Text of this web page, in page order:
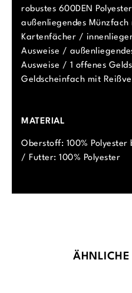
robustes 600DEN
außenliegendes
Kartenfächer /
Ausweise /
Ausweise / 1 offenes
Geldscheinfach mit
MATERIAL
Oberstoff: 100%
/ Futter: 100% Polyester
ProduktgalerieÄHNLICHE